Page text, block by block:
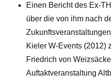
Einen Bericht des Ex-
über die von ihm nach
Kieler W-Events (2012)
Friedrich von
Auftaktveranstaltung